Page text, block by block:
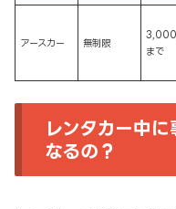
アースカー 無制限
3,000
まで
レンタカー中
なるの？